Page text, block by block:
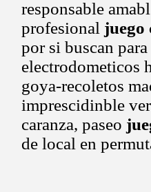
responsable
profesional juego
por si buscan
electrodometicos
goya-recoletos
imprescidinble
caranza, paseo
de local en